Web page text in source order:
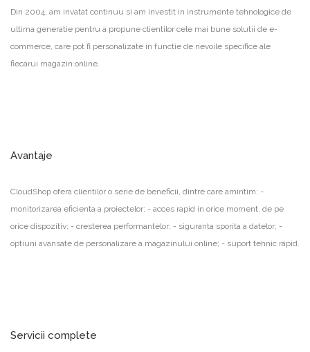
Din 2004, am invatat continuu si am investit in instrumente tehnologice de
ultima generatie pentru a propune clientilor cele mai bune solutii de e-
commerce, care pot fi personalizate in functie de nevoile specifice ale
fiecarui magazin online.
Avantaje
CloudShop ofera clientilor o serie de beneficii, dintre care amintim: -
monitorizarea eficienta a proiectelor; - acces rapid in orice moment, de pe
orice dispozitiv; - cresterea performantelor; - siguranta sporita a datelor; -
optiuni avansate de personalizare a magazinului online; - suport tehnic rapid.
Servicii complete